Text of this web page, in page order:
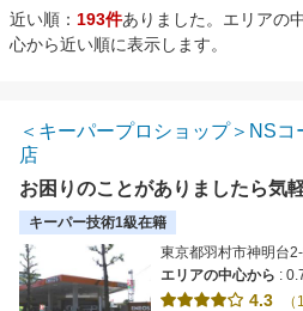
近い順： 193件ありました。エリアの中
心から近い順に表示します。
＜キーパープロショップ＞NS
店
お困りのことがありましたら気
キーパー技術1級在籍
東京都羽村市神明台
エリアの中心から :
4.3